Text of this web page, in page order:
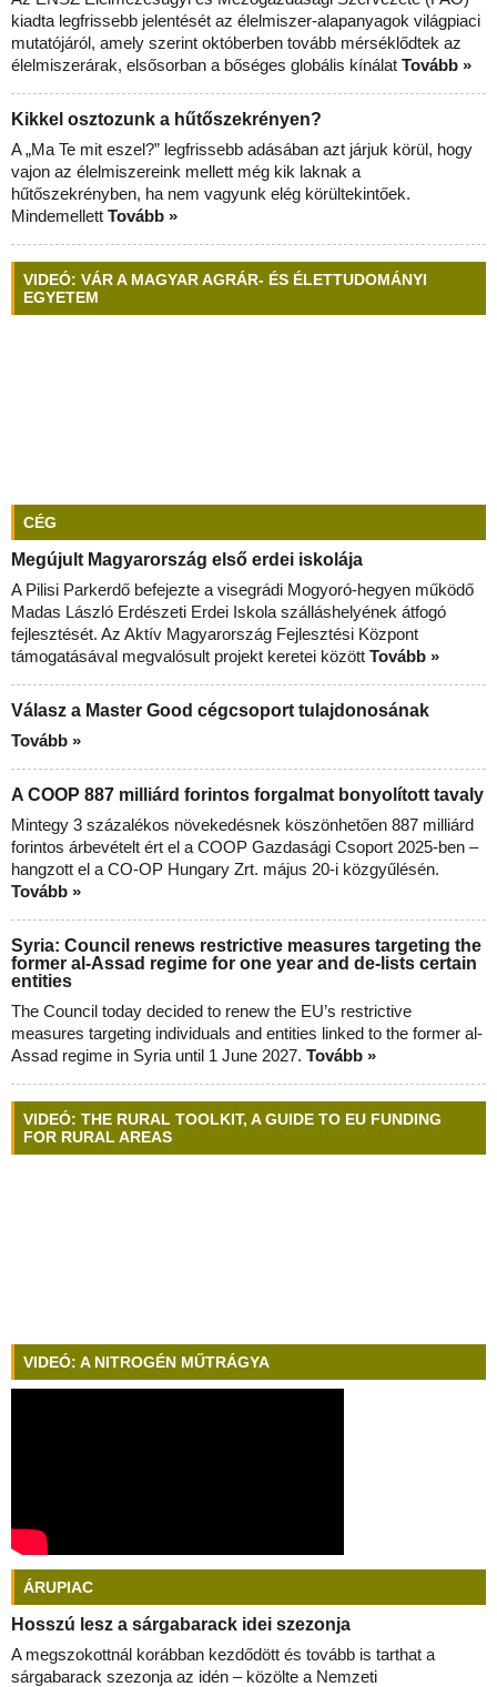
kiadta legfrissebb jelentését az élelmiszer-alapanyagok világpiaci
mutatójáról, amely szerint októberben tovább mérséklődtek az
élelmiszerárak, elsősorban a bőséges globális kínálat Tovább »
Kikkel osztozunk a hűtőszekrényen?
A „Ma Te mit eszel?” legfrissebb adásában azt járjuk körül, hogy
vajon az élelmiszereink mellett még kik laknak a
hűtőszekrényben, ha nem vagyunk elég körültekintőek.
Mindemellett Tovább »
VIDEÓ: VÁR A MAGYAR AGRÁR- ÉS ÉLETTUDOMÁNYI
EGYETEM
CÉG
Megújult Magyarország első erdei iskolája
A Pilisi Parkerdő befejezte a visegrádi Mogyoró-hegyen működő
Madas László Erdészeti Erdei Iskola szálláshelyének átfogó
fejlesztését. Az Aktív Magyarország Fejlesztési Központ
támogatásával megvalósult projekt keretei között Tovább »
Válasz a Master Good cégcsoport tulajdonosának
Tovább »
A COOP 887 milliárd forintos forgalmat bonyolított tavaly
Mintegy 3 százalékos növekedésnek köszönhetően 887 milliárd
forintos árbevételt ért el a COOP Gazdasági Csoport 2025-ben –
hangzott el a CO-OP Hungary Zrt. május 20-i közgyűlésén.
Tovább »
Syria: Council renews restrictive measures targeting the
former al-Assad regime for one year and de-lists certain
entities
The Council today decided to renew the EU’s restrictive
measures targeting individuals and entities linked to the former al-
Assad regime in Syria until 1 June 2027. Tovább »
VIDEÓ: THE RURAL TOOLKIT, A GUIDE TO EU FUNDING
FOR RURAL AREAS
VIDEÓ: A NITROGÉN MŰTRÁGYA
ÁRUPIAC
Hosszú lesz a sárgabarack idei szezonja
A megszokottnál korábban kezdődött és tovább is tarthat a
sárgabarack szezonja az idén – közölte a Nemzeti